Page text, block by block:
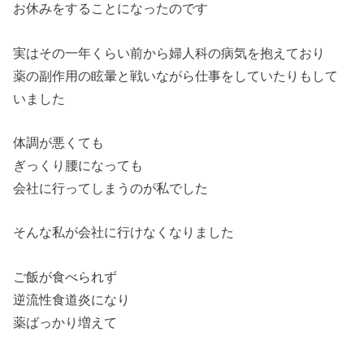
お休みをすることになったのです
実はその一年くらい前から婦人科の病気を抱えており
薬の副作用の眩暈と戦いながら仕事をしていたりもして
いました
体調が悪くても
ぎっくり腰になっても
会社に行ってしまうのが私でした
そんな私が会社に行けなくなりました
ご飯が食べられず
逆流性食道炎になり
薬ばっかり増えて